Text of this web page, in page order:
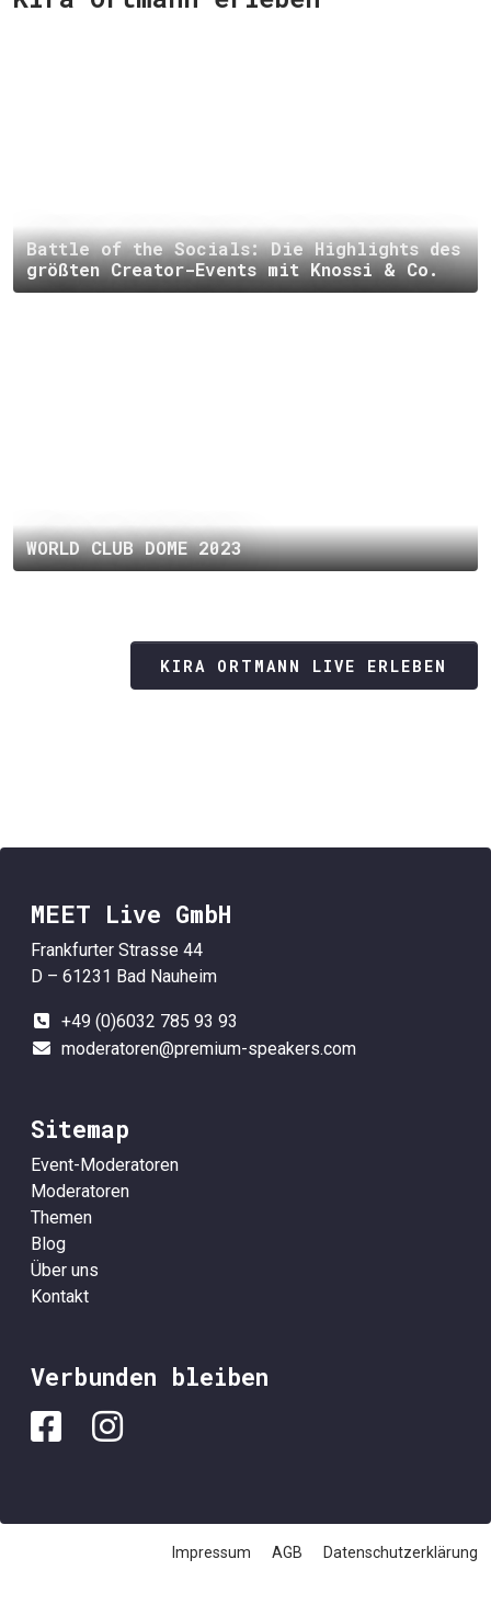
Battle of the Socials: Die Highlights des
größten Creator-Events mit Knossi & Co.
WORLD CLUB DOME 2023
KIRA ORTMANN LIVE ERLEBEN
MEET Live GmbH
Frankfurter Strasse 44
D – 61231 Bad Nauheim
+49 (0)6032 785 93 93
moderatoren@premium-speakers.com
Sitemap
Event-Moderatoren
Moderatoren
Themen
Blog
Über uns
Kontakt
Verbunden bleiben
Impressum AGB Datenschutzerklärung